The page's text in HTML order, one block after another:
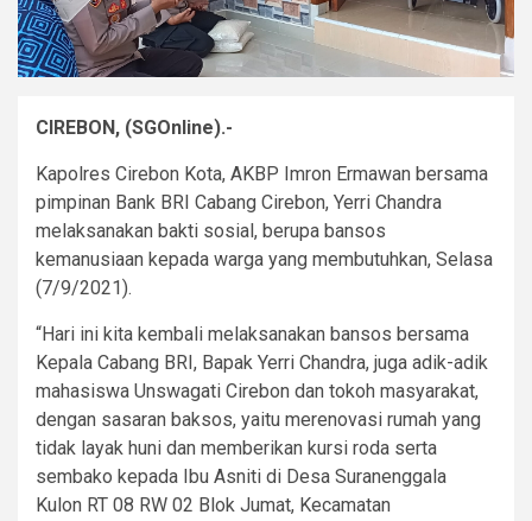
CIREBON, (SGOnline).-
Kapolres Cirebon Kota, AKBP Imron Ermawan bersama
pimpinan Bank BRI Cabang Cirebon, Yerri Chandra
melaksanakan bakti sosial, berupa bansos
kemanusiaan kepada warga yang membutuhkan, Selasa
(7/9/2021).
“Hari ini kita kembali melaksanakan bansos bersama
Kepala Cabang BRI, Bapak Yerri Chandra, juga adik-adik
mahasiswa Unswagati Cirebon dan tokoh masyarakat,
dengan sasaran baksos, yaitu merenovasi rumah yang
tidak layak huni dan memberikan kursi roda serta
sembako kepada Ibu Asniti di Desa Suranenggala
Kulon RT 08 RW 02 Blok Jumat, Kecamatan